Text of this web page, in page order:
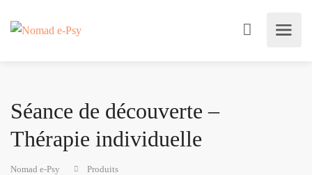
Séance de découverte –
Thérapie individuelle
Nomad e-Psy
Produits